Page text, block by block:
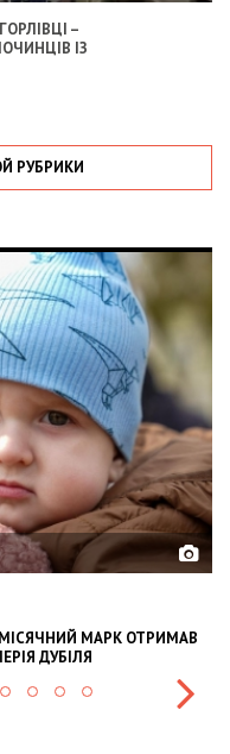
–
ІЗ
РУБРИКИ
BUSINESSES CAN
AND HEDGE RISKS